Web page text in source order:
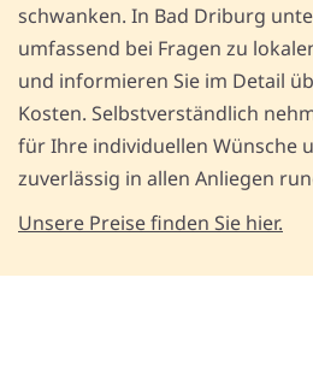
schwanken. In Bad Driburg
umfassend bei Fragen zu
und informieren Sie im Detail
Kosten. Selbstverständlich
für Ihre individuellen Wünsche
zuverlässig in allen Anliegen
Unsere Preise finden Sie hier.